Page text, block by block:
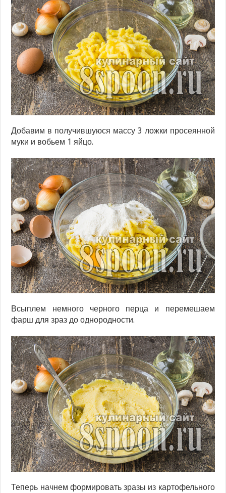
Добавим в получившуюся массу 3 ложки просеянной
муки и вобьем 1 яйцо.
Всыплем немного черного перца и перемешаем
фарш для зраз до однородности.
Теперь начнем формировать зразы из картофельного